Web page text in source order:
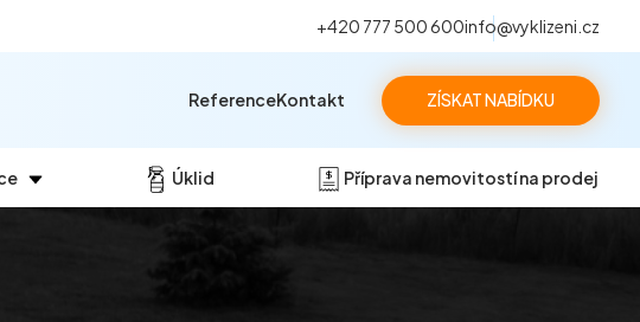
+420 777 500 600info@vyklizeni.cz
ZÍSKAT NABÍDKU
Úklid Příprava nemovitostí na prodej
ReferenceKontakt